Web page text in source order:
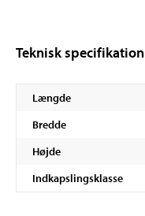
Teknisk specifikation
Længde
Bredde
Højde
Indkapslingsklasse